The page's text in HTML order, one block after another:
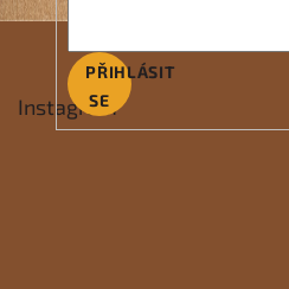
PŘIHLÁSIT
SE
Instagram